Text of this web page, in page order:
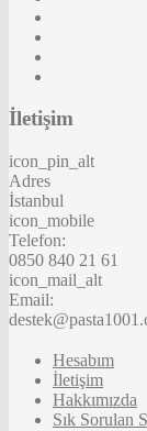
İletişim
icon_pin_alt
Adres
İstanbul
icon_mobile
Telefon:
0850 840 21 61
icon_mail_alt
Email:
Hesabım
İletişim
Hakkımızda
Sık Sorulan